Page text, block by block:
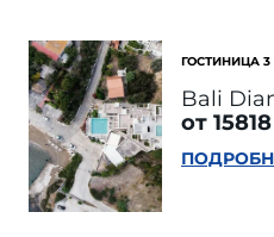
ГОСТИНИЦА
Bali
от